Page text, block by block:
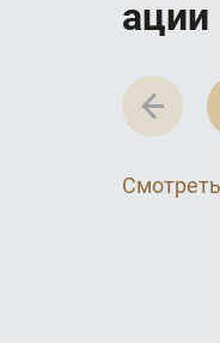
а­­­ц­­­и­­­и